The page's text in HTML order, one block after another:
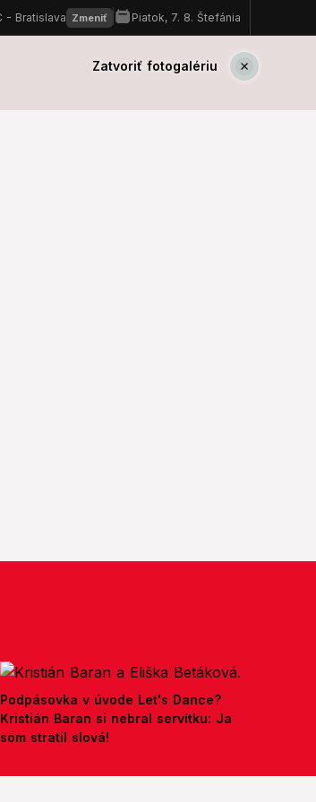
Zatvoriť fotogalériu
Podpásovka v úvode Let's Dance?
Kristián Baran si nebral servítku: Ja
som stratil slová!